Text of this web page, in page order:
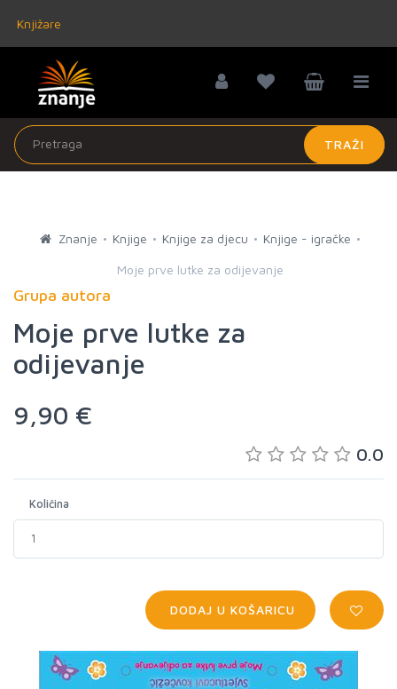
Knjižare
TRAŽI
Znanje Knjige Knjige za djecu Knjige - igračke
Moje prve lutke za odijevanje
Grupa autora
Moje prve lutke za
odijevanje
9,90 €
0.0
Količina
DODAJ U KOŠARICU